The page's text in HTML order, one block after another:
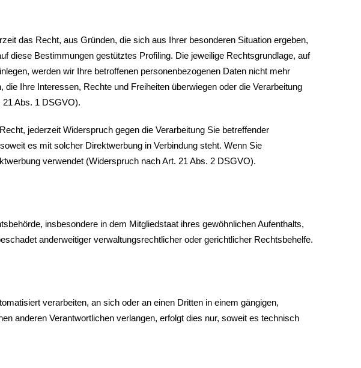
das Recht, aus Gründen, die sich aus Ihrer besonderen Situation ergeben,
diese Bestimmungen gestütztes Profiling. Die jeweilige Rechtsgrundlage, auf
werden wir Ihre betroffenen personenbezogenen Daten nicht mehr
Ihre Interessen, Rechte und Freiheiten überwiegen oder die Verarbeitung
Abs. 1 DSGVO).
jederzeit Widerspruch gegen die Verarbeitung Sie betreffender
es mit solcher Direktwerbung in Verbindung steht. Wenn Sie
verwendet (Widerspruch nach Art. 21 Abs. 2 DSGVO).
insbesondere in dem Mitgliedstaat ihres gewöhnlichen Aufenthalts,
anderweitiger verwaltungsrechtlicher oder gerichtlicher Rechtsbehelfe.
verarbeiten, an sich oder an einen Dritten in einem gängigen,
anderen Verantwortlichen verlangen, erfolgt dies nur, soweit es technisch